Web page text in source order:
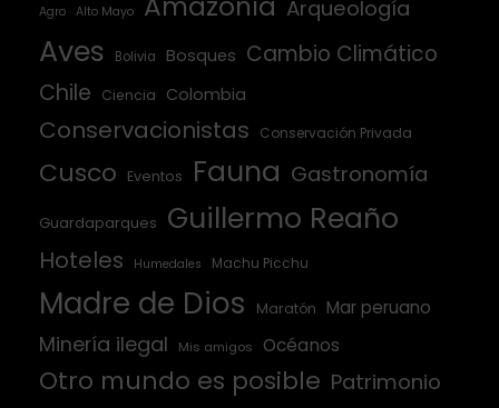
Agro Alto Mayo Arqueología
Aves Bolivia Bosques Cambio Climático
Chile
Ciencia Colombia
Conservacionistas Conservación Privada
Cusco Eventos Fauna Gastronomía
Guardaparques Guillermo Reaño
Hoteles Humedales Machu Picchu
Madre de Dios Maratón Mar peruano
Minería ilegal Mis amigos Océanos
Otro mundo es posible Patrimonio